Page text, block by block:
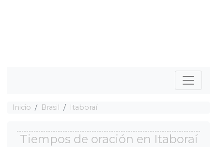
Inicio Brasil Itaboraí
Tiempos de oración en Itaboraí